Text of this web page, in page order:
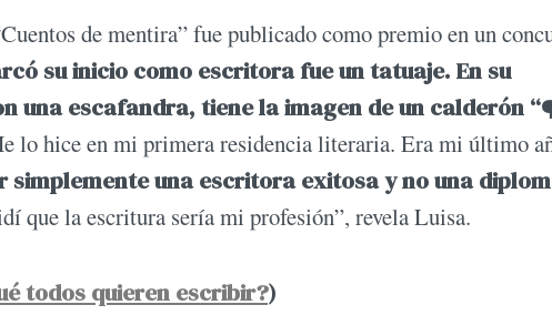
de mentira” fue publicado como premio en un
su inicio como escritora fue un tatuaje. En su
una escafandra, tiene la imagen de un calderón
lo hice en mi primera residencia literaria. Era mi último
simplemente una escritora exitosa y no una
que la escritura sería mi profesión”, revela Luisa.
todos quieren escribir?)